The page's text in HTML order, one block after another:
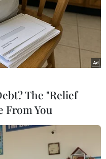
vụ ám sát Đại sứ
The "Relief
From You